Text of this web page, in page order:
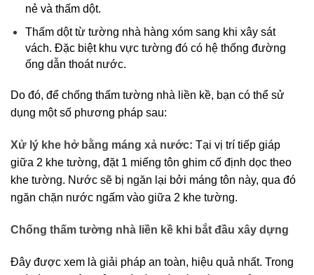
nẻ và thấm dột.
Thấm dột từ tường nhà hàng xóm sang khi xây sát
vách. Đặc biệt khu vực tường đó có hệ thống đường
ống dẫn thoát nước.
Do đó, để chống thấm tường nhà liền kề, bạn có thể sử
dụng một số phương pháp sau:
Xử lý khe hở bằng máng xả nước: Tại vị trí tiếp giáp
giữa 2 khe tường, đặt 1 miếng tôn ghim cố định dọc theo
khe tường. Nước sẽ bị ngăn lại bởi máng tôn này, qua đó
ngăn chặn nước ngấm vào giữa 2 khe tường.
Chống thấm tường nhà liền kề khi bắt đầu xây dựng
Đây được xem là giải pháp an toàn, hiệu quả nhất. Trong